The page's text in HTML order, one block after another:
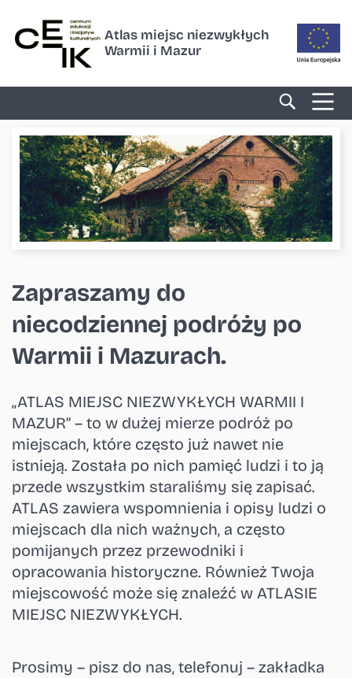
Atlas miejsc niezwykłych
Warmii i Mazur
Zapraszamy do
niecodziennej podróży po
Warmii i Mazurach.
„ATLAS MIEJSC NIEZWYKŁYCH WARMII I
MAZUR” – to w dużej mierze podróż po
miejscach, które często już nawet nie
istnieją. Została po nich pamięć ludzi i to ją
przede wszystkim staraliśmy się zapisać.
ATLAS zawiera wspomnienia i opisy ludzi o
miejscach dla nich ważnych, a często
pomijanych przez przewodniki i
opracowania historyczne. Również Twoja
miejscowość może się znaleźć w ATLASIE
MIEJSC NIEZWYKŁYCH.
Prosimy – pisz do nas, telefonuj – zakładka